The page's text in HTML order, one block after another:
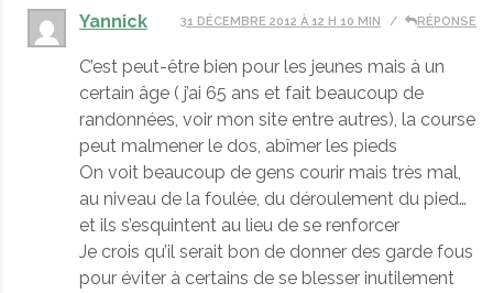
Yannick 31 DÉCEMBRE 2012 À 12 H 10 MIN RÉPONSE
C’est peut-être bien pour les jeunes mais à un
certain âge ( j’ai 65 ans et fait beaucoup de
randonnées, voir mon site entre autres), la course
peut malmener le dos, abîmer les pieds
On voit beaucoup de gens courir mais très mal,
au niveau de la foulée, du déroulement du pied…
et ils s’esquintent au lieu de se renforcer
Je crois qu’il serait bon de donner des garde fous
pour éviter à certains de se blesser inutilement